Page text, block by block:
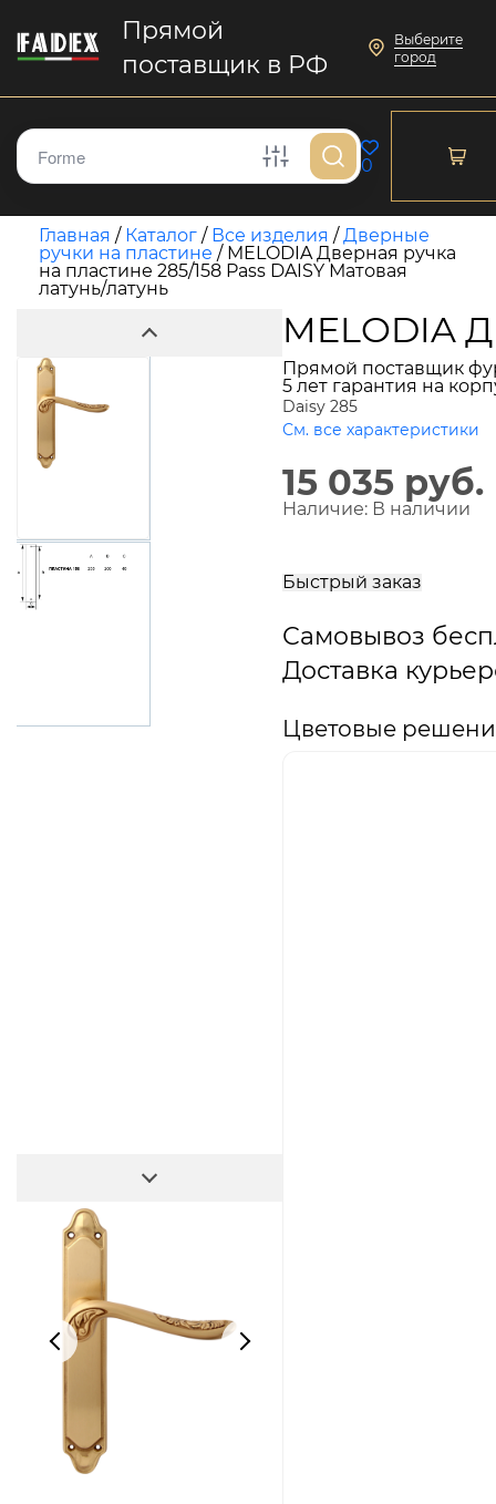
Прямой
поставщик в РФ
Выберите
город
0
Главная / Каталог / Все изделия /Дверные
ручки на пластине / MELODIA Дверная ручка
на пластине 285/158 Pass DAISY Матовая
латунь/латунь
MELODIA
Прямой поставщик
5 лет гарантия на
Daisy 285
См. все характеристики
15 035 руб.
Наличие: В наличии
Быстрый заказ
Самовывоз
Доставка
Цветовые